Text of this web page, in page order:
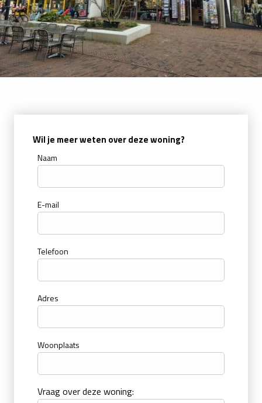
Wil je meer weten over deze woning?
Naam
E-mail
Telefoon
Adres
Woonplaats
Vraag over deze woning: